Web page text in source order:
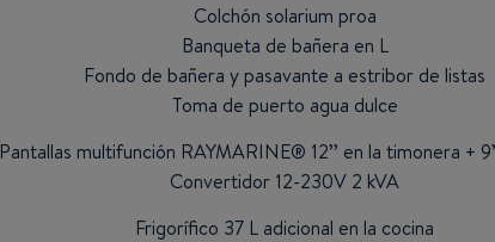
Colchón solarium proa
Banqueta de bañera en L
Fondo de bañera y pasavante a estribor de listas
Toma de puerto agua dulce
Pantallas multifunción RAYMARINE® 12’’ en la timonera +
Convertidor 12-230V 2 kVA
Frigorífico 37 L adicional en la cocina